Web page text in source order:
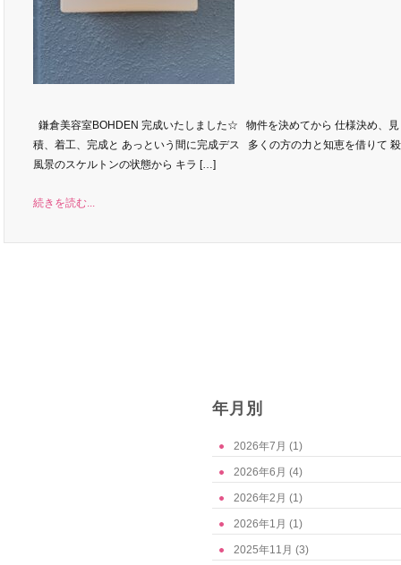
鎌倉美容室BOHDEN 完成いたしました☆ 物件を決めてから 仕様決め、見
積、着工、完成と あっという間に完成デス 多くの方の力と知恵を借りて 殺
風景のスケルトンの状態から キラ […]
続きを読む...
年月別
2026年7月 (1)
2026年6月 (4)
2026年2月 (1)
2026年1月 (1)
2025年11月 (3)